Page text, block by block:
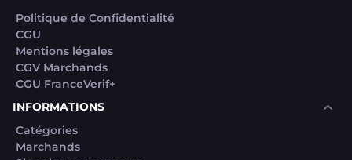
Politique de Confidentialité
CGU
Mentions légales
CGV Marchands
CGU FranceVerif+
INFORMATIONS
Catégories
Marchands